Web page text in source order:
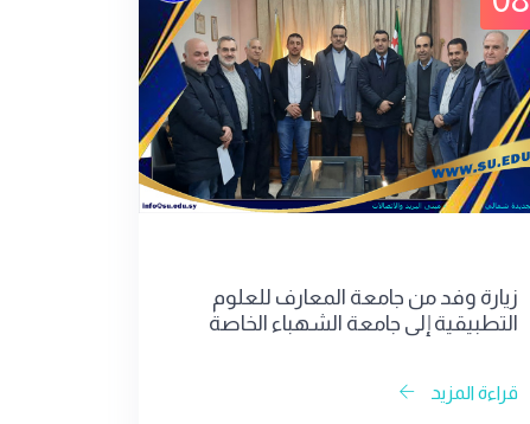
زيارة وفد من جامعة المعارف للعلوم
التطبيقية إلى جامعة الشهباء الخاصة
قراءة المزيد